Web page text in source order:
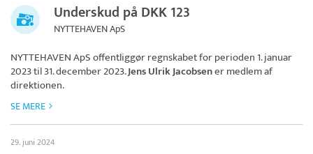
Underskud på DKK 123
NYTTEHAVEN ApS
NYTTEHAVEN ApSoffentliggør regnskabet for perioden 1. januar
2023 til 31. december 2023.Jens Ulrik Jacobsener medlem af
direktionen.
SE MERE
29. juni 2024